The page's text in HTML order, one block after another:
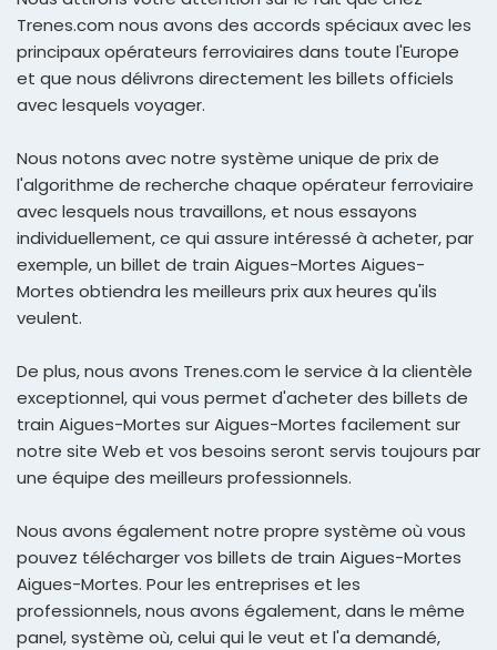
Trenes.com nous avons des accords spéciaux avec les
principaux opérateurs ferroviaires dans toute l'Europe
et que nous délivrons directement les billets officiels
avec lesquels voyager.
Nous notons avec notre système unique de prix de
l'algorithme de recherche chaque opérateur ferroviaire
avec lesquels nous travaillons, et nous essayons
individuellement, ce qui assure intéressé à acheter, par
exemple, un billet de train Aigues-Mortes Aigues-
Mortes obtiendra les meilleurs prix aux heures qu'ils
veulent.
De plus, nous avons Trenes.com le service à la clientèle
exceptionnel, qui vous permet d'acheter des billets de
train Aigues-Mortes sur Aigues-Mortes facilement sur
notre site Web et vos besoins seront servis toujours par
une équipe des meilleurs professionnels.
Nous avons également notre propre système où vous
pouvez télécharger vos billets de train Aigues-Mortes
Aigues-Mortes. Pour les entreprises et les
professionnels, nous avons également, dans le même
panel, système où, celui qui le veut et l'a demandé,